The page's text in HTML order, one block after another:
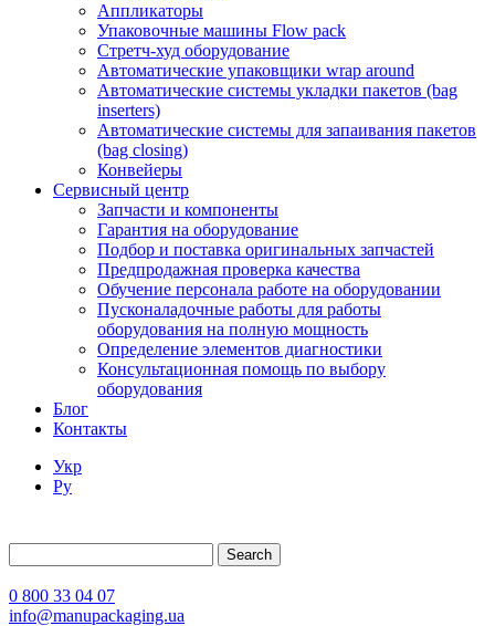
Аппликаторы
Упаковочные машины Flow pack
Стретч-худ оборудование
Автоматические упаковщики wrap around
Автоматические системы укладки пакетов (bag
inserters)
Автоматические системы для запаивания пакетов
(bag closing)
Конвейеры
Сервисный центр
Запчасти и компоненты
Гарантия на оборудование
Подбор и поставка оригинальных запчастей
Предпродажная проверка качества
Обучение персонала работе на оборудовании
Пусконаладочные работы для работы
оборудования на полную мощность
Определение элементов диагностики
Консультационная помощь по выбору
оборудования
Блог
Контакты
Укр
Ру
Search
0 800 33 04 07
info@manupackaging.ua